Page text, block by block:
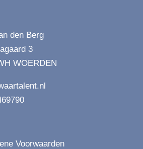
den Berg
3
WOERDEN
Voorwaarden